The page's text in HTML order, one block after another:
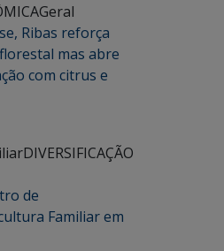
Geral
Ribas reforça
mas abre
com citrus e
DIVERSIFICAÇÃO
de
Familiar em